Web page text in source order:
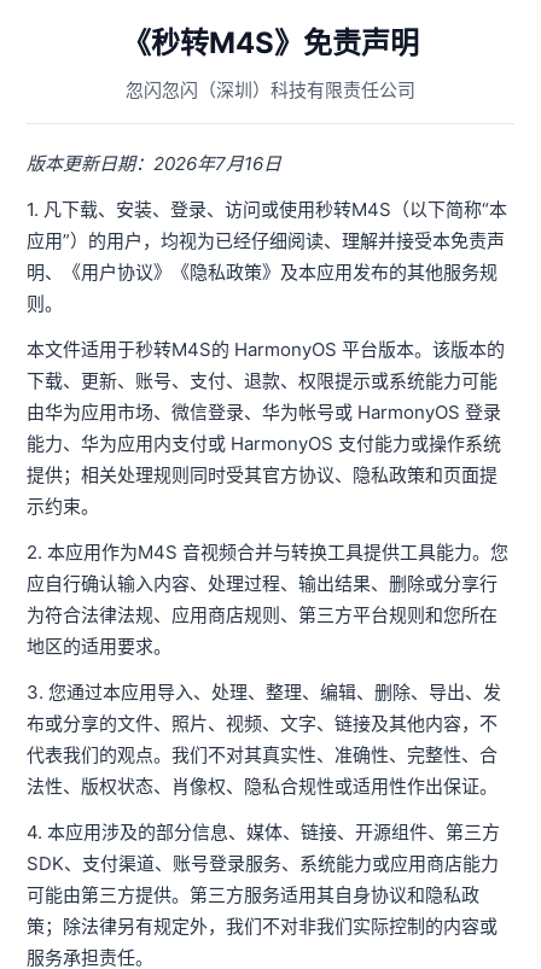
《秒转M4S》免责声明
忽闪忽闪（深圳）科技有限责任公司
版本更新日期：2026年7月16日
1. 凡下载、安装、登录、访问或使用秒转M4S（以下简称“本
应用”）的用户，均视为已经仔细阅读、理解并接受本免责声
明、《用户协议》《隐私政策》及本应用发布的其他服务规
则。
本文件适用于秒转M4S的 HarmonyOS 平台版本。该版本的
下载、更新、账号、支付、退款、权限提示或系统能力可能
由华为应用市场、微信登录、华为帐号或 HarmonyOS 登录
能力、华为应用内支付或 HarmonyOS 支付能力或操作系统
提供；相关处理规则同时受其官方协议、隐私政策和页面提
示约束。
2. 本应用作为M4S 音视频合并与转换工具提供工具能力。您
应自行确认输入内容、处理过程、输出结果、删除或分享行
为符合法律法规、应用商店规则、第三方平台规则和您所在
地区的适用要求。
3. 您通过本应用导入、处理、整理、编辑、删除、导出、发
布或分享的文件、照片、视频、文字、链接及其他内容，不
代表我们的观点。我们不对其真实性、准确性、完整性、合
法性、版权状态、肖像权、隐私合规性或适用性作出保证。
4. 本应用涉及的部分信息、媒体、链接、开源组件、第三方
SDK、支付渠道、账号登录服务、系统能力或应用商店能力
可能由第三方提供。第三方服务适用其自身协议和隐私政
策；除法律另有规定外，我们不对非我们实际控制的内容或
服务承担责任。